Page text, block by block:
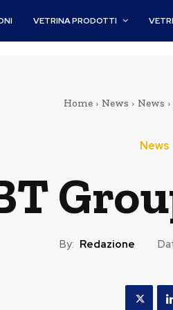
VETRINA PRODOTTI
Home News News
News
By: Redazione